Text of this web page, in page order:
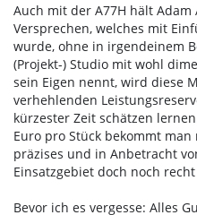
Auch mit der A77H hält
Versprechen, welches mit
wurde, ohne in irgendeinem
(Projekt-) Studio mit wohl
sein Eigen nennt, wird diese
verhehlenden
kürzester Zeit schätzen
Euro pro Stück bekommt
präzises und in Anbetracht
Einsatzgebiet doch noch
Bevor ich es vergesse: Alles